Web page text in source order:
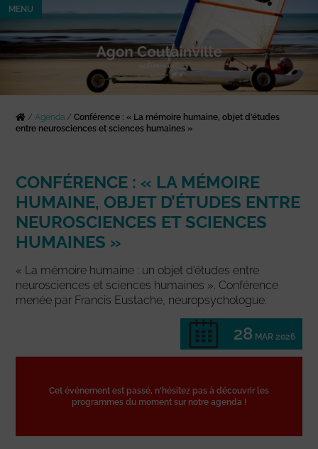
MENU
/Agenda /Conférence : « La mémoire humaine, objet d’études
entre neurosciences et sciences humaines »
CONFÉRENCE : « LA MÉMOIRE
HUMAINE, OBJET D’ÉTUDES ENTRE
NEUROSCIENCES ET SCIENCES
HUMAINES »
« La mémoire humaine : un objet d’études entre
neurosciences et sciences humaines ». Conférence
menée par Francis Eustache, neuropsychologue.
28 MAR 2026
Cet événement est passé, n'hésitez pas à découvrir les
programmes du moment sur notre agenda !